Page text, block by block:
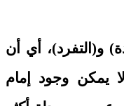
و(التفرد)، أي أن
يمكن وجود إمام